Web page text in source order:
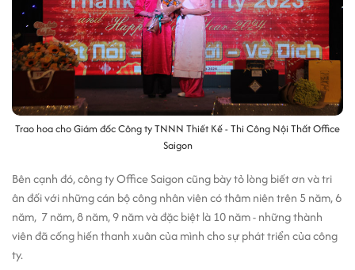
Trao hoa cho Giám đốc Công ty TNNN Thiết Kế - Thi Công Nội Thất Office
Saigon
Bên cạnh đó, công ty Office Saigon cũng bày tỏ lòng biết ơn và tri
ân đối với những cán bộ công nhân viên có thâm niên trên 5 năm, 6
năm, 7 năm, 8 năm, 9 năm và đặc biệt là 10 năm - những thành
viên đã cống hiến thanh xuân của mình cho sự phát triển của công
ty.